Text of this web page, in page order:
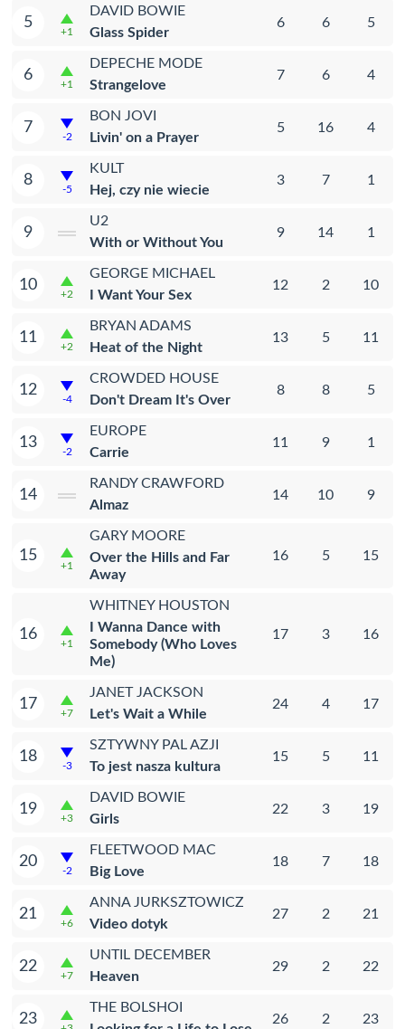
5
+1
DAVID BOWIE
Glass Spider
6 6 5
6
+1
DEPECHE MODE
Strangelove
7 6 4
7
-2
BON JOVI
Livin' on a Prayer
5 16 4
8
-5
KULT
Hej, czy nie wiecie
3 7 1
9
U2
With or Without You
9 14 1
10
+2
GEORGE MICHAEL
I Want Your Sex
12 2 10
11
+2
BRYAN ADAMS
Heat of the Night
13 5 11
12
-4
CROWDED HOUSE
Don't Dream It's Over
8 8 5
13
-2
EUROPE
Carrie
11 9 1
14
RANDY CRAWFORD
Almaz
14 10 9
15
+1
GARY MOORE
Over the Hills and Far
Away
16 5 15
16
+1
WHITNEY HOUSTON
I Wanna Dance with
Somebody (Who Loves
Me)
17 3 16
17
+7
JANET JACKSON
Let's Wait a While
24 4 17
18
-3
SZTYWNY PAL AZJI
To jest nasza kultura
15 5 11
19
+3
DAVID BOWIE
Girls
22 3 19
20
-2
FLEETWOOD MAC
Big Love
18 7 18
21
+6
ANNA JURKSZTOWICZ
Video dotyk
27 2 21
22
+7
UNTIL DECEMBER
Heaven
29 2 22
23
THE BOLSHOI
26 2 23